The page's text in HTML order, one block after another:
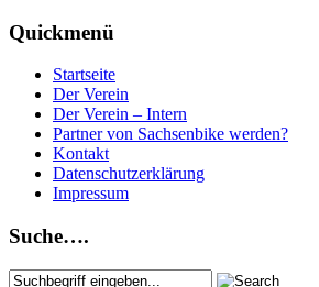
Quickmenü
Startseite
Der Verein
Der Verein – Intern
Partner von Sachsenbike werden?
Kontakt
Datenschutzerklärung
Impressum
Suche….